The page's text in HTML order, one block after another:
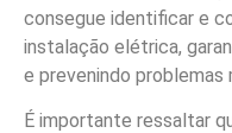
consegue identificar e
instalação elétrica,
e prevenindo problemas
É importante ressaltar